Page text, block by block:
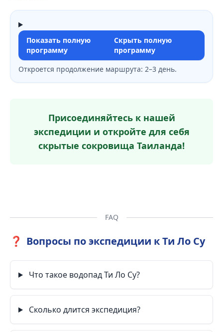
Показать полную
программу
Скрыть полную
программу
Откроется продолжение маршрута: 2–3 день.
Присоединяйтесь к нашей
экспедиции и откройте для себя
скрытые сокровища Таиланда!
FAQ
❓ Вопросы по экспедиции к Ти Ло Су
Что такое водопад Ти Ло Су?
Сколько длится экспедиция?